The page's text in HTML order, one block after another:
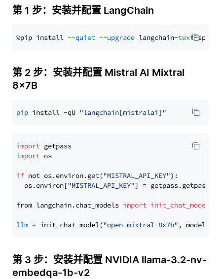
第 1 步：安装并配置 LangChain
%pip install --quiet --upgrade langchain-text
第 2 步：安装并配置 Mistral AI Mixtral
8x7B
pip install -qU "langchain[mistralai]"
import
import os
if not os.environ.get("MISTRAL_API_KEY"):
  os.environ[
"MISTRAL_API_KEY"] = getpass.getpass(
from langchain.chat_models import init_chat_model
llm = init_chat_model("open-mixtral-8x7b" ,
第 3 步：安装并配置 NVIDIA llama-3.2-nv-
embedqa-1b-v2